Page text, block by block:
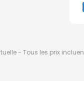
- Tous les prix